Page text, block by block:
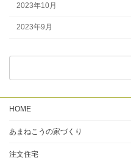
2023年10月
2023年9月
HOME
あまねこうの家づくり
注文住宅